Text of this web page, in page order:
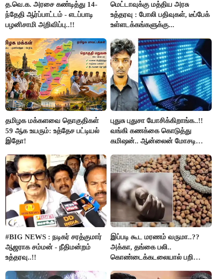
த.வெ.க. அரசை கண்டித்து 14-
ந்தேதி ஆர்ப்பாட்டம் - எடப்பாடி
பழனிசாமி அறிவிப்பு..!!
மெட்டாவுக்கு மத்திய அரசு
உத்தரவு : போலி பதிவுகள், டீப்பேக்
உள்ளடக்கங்களுக்கு...
தமிழக மக்களவை தொகுதிகள்
59 ஆக உயரும்: உத்தேச பட்டியல்
இதோ!
புதுசு புதுசா யோசிக்கிறாங்க..!!
வங்கி கணக்கை கொடுத்து
கமிஷன்.. ஆன்லைன் மோசடி
கைது..!!
#BIG NEWS : நடிகர் சரத்குமார்
ஆஜராக சம்மன் - நீதிமன்றம்
உத்தரவு..!!
இப்படி கூட மரணம் வருமா..??
அக்கா, தங்கை பலி..
கொண்டைக்கடலையால் பறிபோன